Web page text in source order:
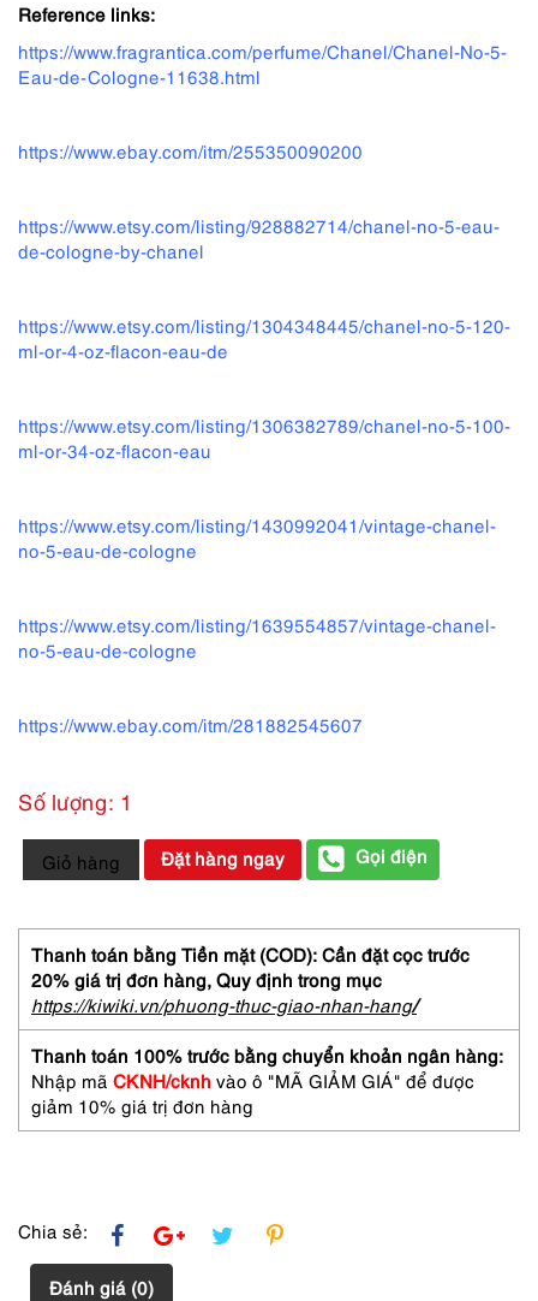
Reference links:
https://www.fragrantica.com/perfume/Chanel/Chanel-No-5-
Eau-de-Cologne-11638.html
https://www.ebay.com/itm/255350090200
https://www.etsy.com/listing/928882714/chanel-no-5-eau-
de-cologne-by-chanel
https://www.etsy.com/listing/1304348445/chanel-no-5-120-
ml-or-4-oz-flacon-eau-de
https://www.etsy.com/listing/1306382789/chanel-no-5-100-
ml-or-34-oz-flacon-eau
https://www.etsy.com/listing/1430992041/vintage-chanel-
no-5-eau-de-cologne
https://www.etsy.com/listing/1639554857/vintage-chanel-
no-5-eau-de-cologne
https://www.ebay.com/itm/281882545607
Số lượng: 1
0021-
CHANEL
5
Eau
de
Cologne
splash
60ml-
Nước
hoa
nữ-
số
Giỏ hàng Đặt hàng ngay Gọi điện
Thanh toán bằng Tiền mặt (COD): Cần đặt cọc trước
20% giá trị đơn hàng, Quy định trong mục
https://kiwiki.vn/phuong-thuc-giao-nhan-hang/
Thanh toán 100% trước bằng chuyển khoản ngân hàng:
Nhập mã CKNH/cknh vào ô "MÃ GIẢM GIÁ" để được
giảm 10% giá trị đơn hàng
Chia sẻ:
Đánh giá (0)